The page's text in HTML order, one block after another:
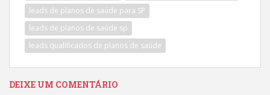
leads de planos de saúde para SP
leads de planos de saúde sp
leads qualificados de planos de saúde
DEIXE UM COMENTÁRIO